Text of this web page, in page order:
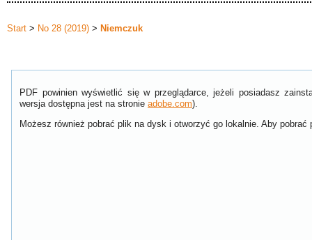
Start > No 28 (2019) > Niemczuk
PDF powinien wyświetlić się w przeglądarce, jeżeli posiadasz
wersja dostępna jest na stronie adobe.com).
Możesz również pobrać plik na dysk i otworzyć go lokalnie. Aby